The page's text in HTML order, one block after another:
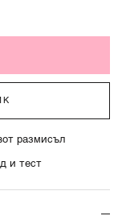
размисъл
и тест